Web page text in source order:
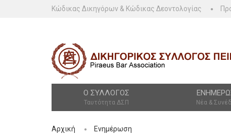
Κώδικας Δικηγόρων & Κώδικας Δεοντολογίας
Ο ΣΎΛΛΟΓΟΣ
Ταυτότητα ΔΣΠ Νέα &
Αρχική Ενημέρωση